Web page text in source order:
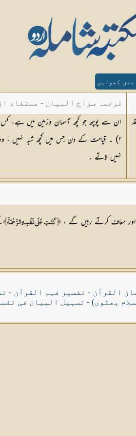
میں کھولیں
ترجمہ سراج البیان - مستفاد
الدین دھلوی
ان سے پوچھ جو کچھ آسمان وزمین میں ہے،
٢) ۔ قیامت کے دن جس میں کچھ شبہ نہیں ،
نہیں لاتے ۔
اور معاف کرتے رہیں گے ،﴿كَتَبَ عَلَى نَفْسِهِ الرَّحْمَةَ﴾
القرآن - تفسیر فہم القرآن -
بھٹوی) - تسہیل البیان فی